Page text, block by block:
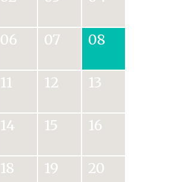
06 07 08
11 12 13
14 15 16
18 19 20